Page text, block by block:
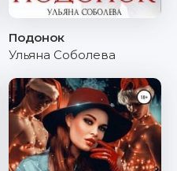
Подонок
Ульяна Соболева